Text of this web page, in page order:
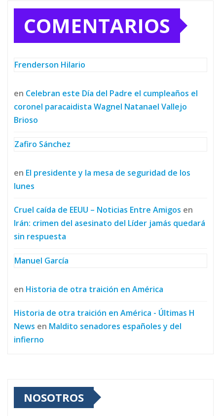
COMENTARIOS
Frenderson Hilario
en Celebran este Día del Padre el cumpleaños el
coronel paracaidista Wagnel Natanael Vallejo
Brioso
Zafiro Sánchez
en El presidente y la mesa de seguridad de los
lunes
Cruel caída de EEUU – Noticias Entre Amigos en
Irán: crimen del asesinato del Líder jamás quedará
sin respuesta
Manuel García
en Historia de otra traición en América
Historia de otra traición en América - Últimas H
News en Maldito senadores españoles y del
infierno
NOSOTROS